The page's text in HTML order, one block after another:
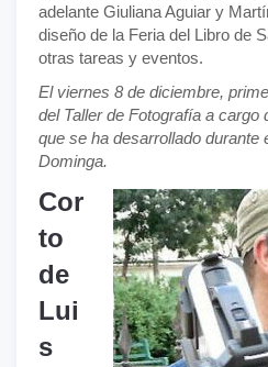
adelante Giuliana Aguiar y
diseño de la Feria del Libro de
otras tareas y eventos.
El viernes 8 de diciembre,
del Taller de Fotografía a cargo
que se ha desarrollado durante
Dominga.
Cor
to
de
Lui
s